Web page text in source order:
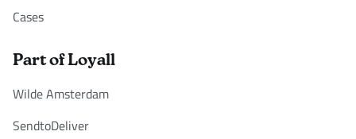
Cases
Part of Loyall
Wilde Amsterdam
SendtoDeliver